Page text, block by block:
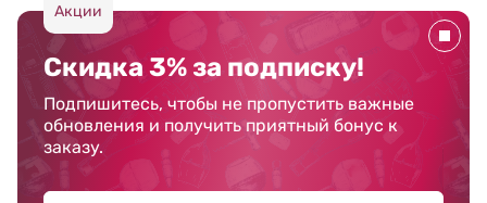
Акции
Скидка 3% за подписку!
Подпишитесь, чтобы не пропустить важные
обновления и получить приятный бонус к
заказу.